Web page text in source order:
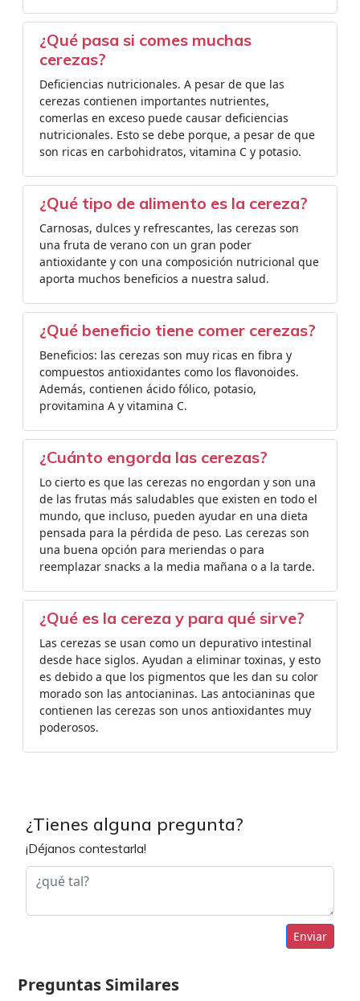
¿Qué pasa si comes muchas
cerezas?
Deficiencias nutricionales. A pesar de que las
cerezas contienen importantes nutrientes,
comerlas en exceso puede causar deficiencias
nutricionales. Esto se debe porque, a pesar de que
son ricas en carbohidratos, vitamina C y potasio.
¿Qué tipo de alimento es la cereza?
Carnosas, dulces y refrescantes, las cerezas son
una fruta de verano con un gran poder
antioxidante y con una composición nutricional que
aporta muchos beneficios a nuestra salud.
¿Qué beneficio tiene comer cerezas?
Beneficios: las cerezas son muy ricas en fibra y
compuestos antioxidantes como los flavonoides.
Además, contienen ácido fólico, potasio,
provitamina A y vitamina C.
¿Cuánto engorda las cerezas?
Lo cierto es que las cerezas no engordan y son una
de las frutas más saludables que existen en todo el
mundo, que incluso, pueden ayudar en una dieta
pensada para la pérdida de peso. Las cerezas son
una buena opción para meriendas o para
reemplazar snacks a la media mañana o a la tarde.
¿Qué es la cereza y para qué sirve?
Las cerezas se usan como un depurativo intestinal
desde hace siglos. Ayudan a eliminar toxinas, y esto
es debido a que los pigmentos que les dan su color
morado son las antocianinas. Las antocianinas que
contienen las cerezas son unos antioxidantes muy
poderosos.
¿Tienes alguna pregunta?
¡Déjanos contestarla!
Enviar
Preguntas Similares